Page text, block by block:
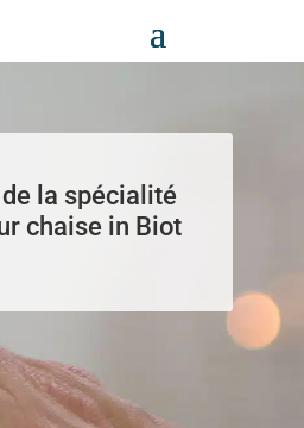
la spécialité
chaise in Biot